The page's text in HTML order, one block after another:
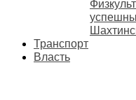
Транспорт
Власть